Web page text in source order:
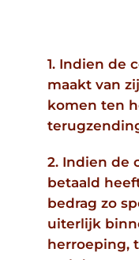
1. Indien de
maakt van
komen ten
2. Indien de
betaald
bedrag zo
uiterlijk
herroeping,